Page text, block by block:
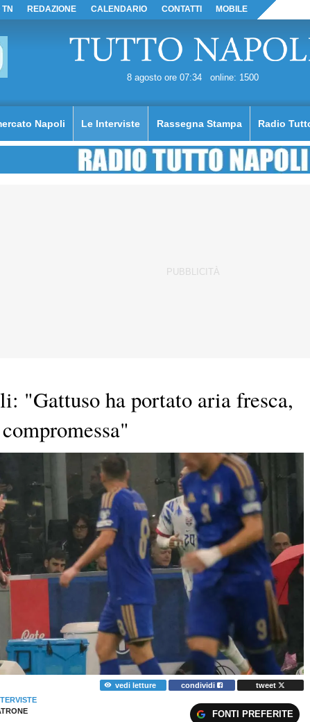
TN REDAZIONE CALENDARIO CONTATTI MOBILE
8 agosto ore 07:34 online: 1500
Napoli Le Interviste Rassegna Stampa Radio
"Gattuso ha portato aria fresca,
vedi letture condividi
tweet
FONTI PREFERITE